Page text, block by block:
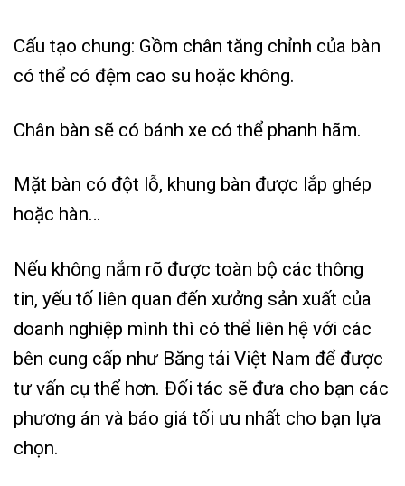
Cấu tạo chung: Gồm chân tăng chỉnh của bàn
có thể có đệm cao su hoặc không.
Chân bàn sẽ có bánh xe có thể phanh hãm.
Mặt bàn có đột lỗ, khung bàn được lắp ghép
hoặc hàn…
Nếu không nắm rõ được toàn bộ các thông
tin, yếu tố liên quan đến xưởng sản xuất của
doanh nghiệp mình thì có thể liên hệ với các
bên cung cấp như Băng tải Việt Nam để được
tư vấn cụ thể hơn. Đối tác sẽ đưa cho bạn các
phương án và báo giá tối ưu nhất cho bạn lựa
chọn.